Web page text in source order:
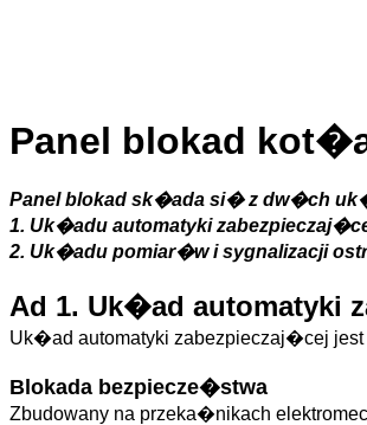
Panel blokad
Panel blokad sk�ada si� z dw�ch
1. Uk�adu automatyki
2. Uk�adu pomiar�w i sygnalizacji
Ad 1. Uk�ad automatyki
Uk�ad automatyki zabezpieczaj�cej
Blokada bezpiecze�stwa
Zbudowany na przeka�nikach